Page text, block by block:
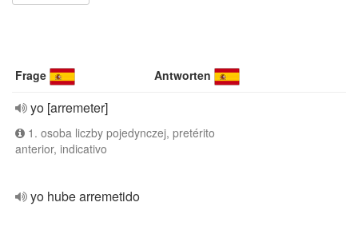
Frage Antworten
yo [arremeter]
1. osoba liczby pojedynczej, pretérito
anterior, indicativo
yo hube arremetido